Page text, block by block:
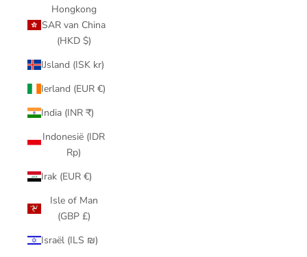
Hongkong
SAR van China
(HKD $)
IJsland (ISK kr)
Ierland (EUR €)
India (INR ₹)
Indonesië (IDR
Rp)
Irak (EUR €)
Isle of Man
(GBP £)
Israël (ILS ₪)